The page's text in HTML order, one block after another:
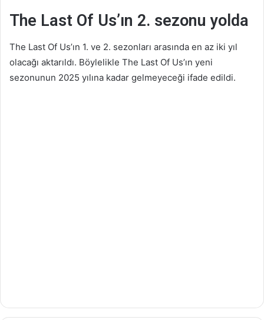
The Last Of Us’ın 2. sezonu yolda
The Last Of Us’ın 1. ve 2. sezonları arasında en az iki yıl
olacağı aktarıldı. Böylelikle The Last Of Us’ın yeni
sezonunun 2025 yılına kadar gelmeyeceği ifade edildi.